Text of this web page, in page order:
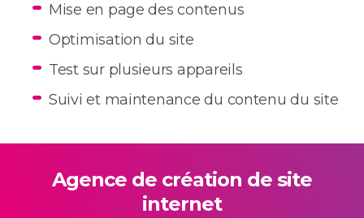
Mise en page des contenus
Optimisation du site
Test sur plusieurs appareils
Suivi et maintenance du contenu du site
Agence de création de site
internet